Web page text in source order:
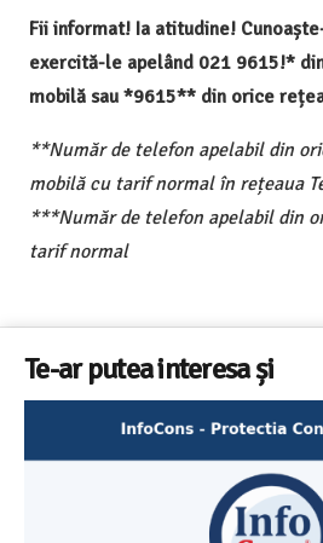
Fii informat! Ia atitudine!
exercită-le apelând 021 9615!*
mobilă sau *9615** din orice
**Număr de telefon apelabil din
mobilă cu tarif normal în rețeaua
***Număr de telefon apelabil din
tarif normal
Te-ar putea interesa și